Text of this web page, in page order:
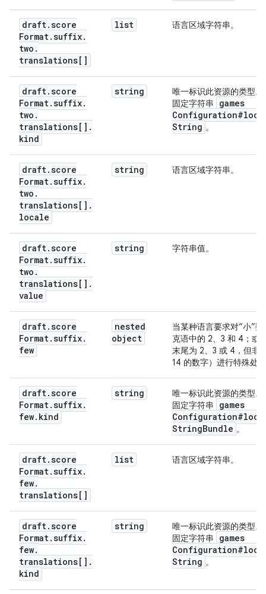
draft.score
Format.suffix.
two .
translations[]
list 语言区域字符串。
draft.score
Format.suffix.
two .
translations[] .
kind
string
唯一标识此资源的类型。
固定字符串
games
String 。
draft.score
Format.suffix.
two .
translations[] .
locale
string 语言区域字符串。
draft.score
Format.suffix.
two .
translations[] .
value
string 字符串值。
draft.score
Format.suffix.
few
nested
object
当某种语言要求对“小”
克语中的 2、3 和 4；或
末尾为 2、3 或 4，但非
14 的数字）进行特殊处
draft.score
Format.suffix.
few. kind
string
唯一标识此资源的类型。
固定字符串
games
StringBundle 。
draft.score
Format.suffix.
few.
translations[]
list 语言区域字符串。
draft.score
Format.suffix.
few.
translations[] .
kind
string
唯一标识此资源的类型。
固定字符串
games
String 。